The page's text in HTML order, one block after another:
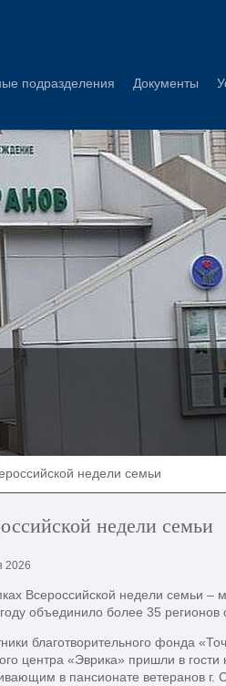
подразделения Документы
недели семьи
недели семьи
2026
Всероссийской недели семьи –
объединило более 35 регионов
благотворительного фонда
центра «Эврика» пришли в
в пансионате ветеранов г.